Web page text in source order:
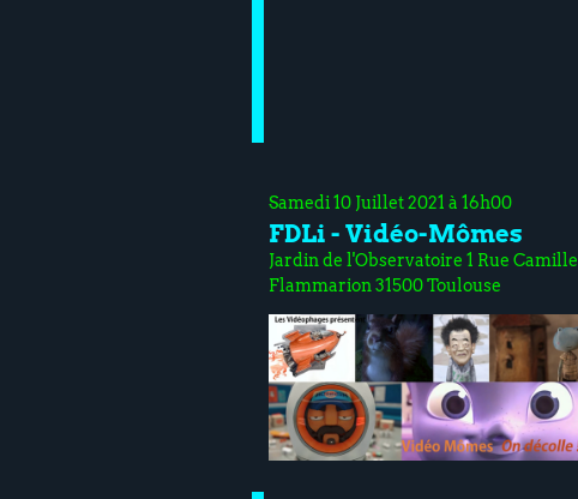
Samedi 10 Juillet 2021 à 16h00
FDLi - Vidéo-Mômes
Jardin de l'Observatoire 1 Rue Camille
Flammarion 31500 Toulouse